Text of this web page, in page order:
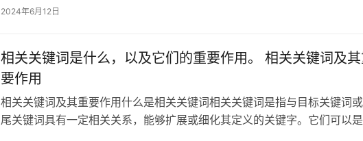
2024年6月12日
相关关键词是什么，以及它们的重要作用。 相关关键词及
要作用
相关关键词及其重要作用什么是相关关键词相关关键词是指与目标关键词
尾关键词具有一定相关关系，能够扩展或细化其定义的关键字。它们可以是